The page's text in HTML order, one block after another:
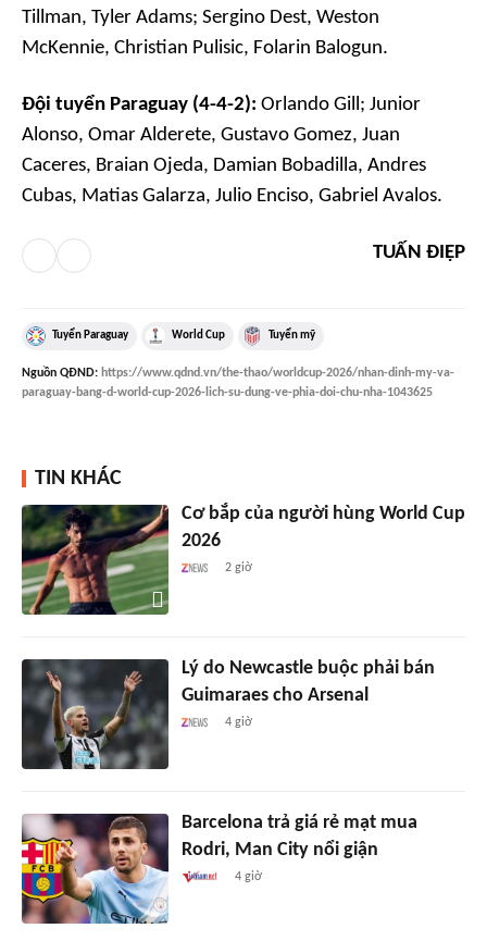
Tillman, Tyler Adams; Sergino Dest, Weston
McKennie, Christian Pulisic, Folarin Balogun.
Đội tuyển Paraguay (4-4-2): Orlando Gill; Junior
Alonso, Omar Alderete, Gustavo Gomez, Juan
Caceres, Braian Ojeda, Damian Bobadilla, Andres
Cubas, Matias Galarza, Julio Enciso, Gabriel Avalos.
TUẤN ĐIỆP
Tuyển Paraguay World Cup Tuyển mỹ
Nguồn QĐND: https://www.qdnd.vn/the-thao/worldcup-2026/nhan-dinh-my-va-
paraguay-bang-d-world-cup-2026-lich-su-dung-ve-phia-doi-chu-nha-1043625
TIN KHÁC
Cơ bắp của người hùng World Cup
2026
2 giờ
Lý do Newcastle buộc phải bán
Guimaraes cho Arsenal
4 giờ
Barcelona trả giá rẻ mạt mua
Rodri, Man City nổi giận
4 giờ